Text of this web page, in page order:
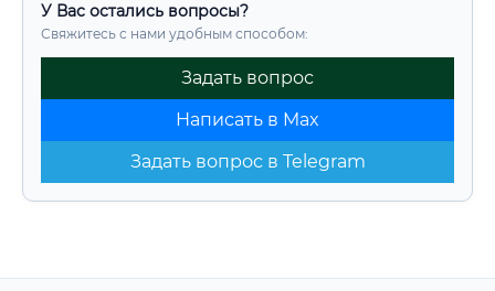
У Вас остались вопросы?
Свяжитесь с нами удобным способом:
Задать вопрос
Написать в Max
Задать вопрос в Telegram